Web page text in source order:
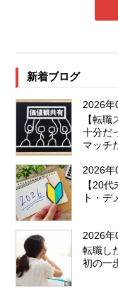
新着ブログ
2026年
【転
十分だ
マッチ
2026年
【20
ト・デ
2026年
転職し
初の一